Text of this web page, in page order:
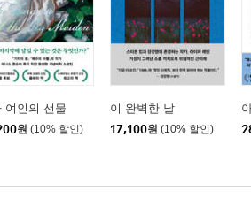
여인의 선물
원 (10% 할인)
이 완벽한 날
17,100원 (10% 할인)